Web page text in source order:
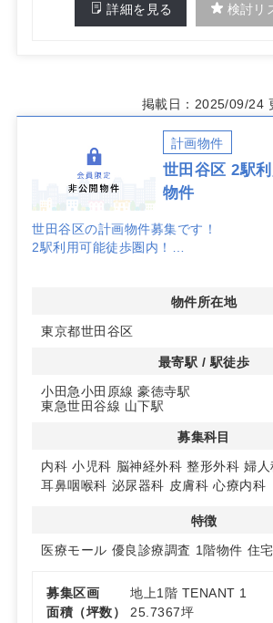
詳細を見る 検討リ
掲載日：2025/09/24
計画物件
世田谷区 2駅
物件
世田谷区の計画物件募集です！
2駅利用可能徒歩圏内！
物件所在地
東京都世田谷区
最寄駅 / 駅徒歩
小田急小田原線 豪徳寺駅
東急世田谷線 山下駅
募集科目
内科 小児科 脳神経外科 整形外科 婦
耳鼻咽喉科 泌尿器科 皮膚科 心療内科
特徴
医療モール 優良診療調査 1階物件 住
募集区画
地上1階 TENANT 1
面積（坪数）
25.7367坪